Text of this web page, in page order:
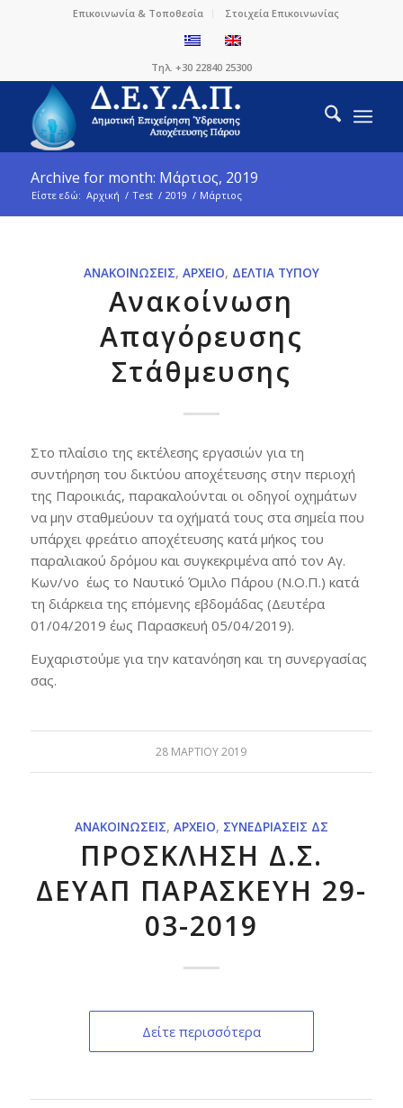
Επικοινωνία & Τοποθεσία Στοιχεία Επικοινωνίας
Τηλ. +30 22840 25300
Archive for month: Μάρτιος, 2019
Είστε εδώ: Αρχική / Test / 2019 / Μάρτιος
ΑΝΑΚΟΙΝΏΣΕΙΣ, ΑΡΧΕΊΟ, ΔΕΛΤΊΑ ΤΎΠΟΥ
Ανακοίνωση
Απαγόρευσης
Στάθμευσης
Στο πλαίσιο της εκτέλεσης εργασιών για τη
συντήρηση του δικτύου αποχέτευσης στην περιοχή
της Παροικιάς, παρακαλούνται οι οδηγοί οχημάτων
να μην σταθμεύουν τα οχήματά τους στα σημεία που
υπάρχει φρεάτιο αποχέτευσης κατά μήκος του
παραλιακού δρόμου και συγκεκριμένα από τον Αγ.
Κων/νο έως το Ναυτικό Όμιλο Πάρου (Ν.Ο.Π.) κατά
τη διάρκεια της επόμενης εβδομάδας (Δευτέρα
01/04/2019 έως Παρασκευή 05/04/2019).
Ευχαριστούμε για την κατανόηση και τη συνεργασίας
σας.
28 ΜΑΡΤΊΟΥ 2019
ΑΝΑΚΟΙΝΏΣΕΙΣ, ΑΡΧΕΊΟ, ΣΥΝΕΔΡΙΆΣΕΙΣ ΔΣ
ΠΡΟΣΚΛΗΣΗ Δ.Σ.
ΔΕΥΑΠ ΠΑΡΑΣΚΕΥΗ 29-
03-2019
Δείτε περισσότερα